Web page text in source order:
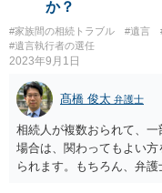
か？
#家族間の相続トラブル #遺言
#遺言執行者の選任
2023年9月1日
髙橋 俊太 弁護士
相続人が複数おられて、
場合は、関わってもよい
られます。もちろん、弁